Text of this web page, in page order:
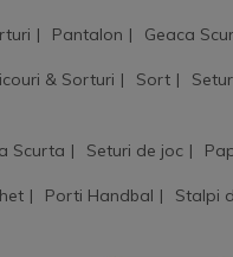
Pantalon Geaca
& Sorturi Sort
Scurta Seturi de joc
Porti Handbal Stalpi